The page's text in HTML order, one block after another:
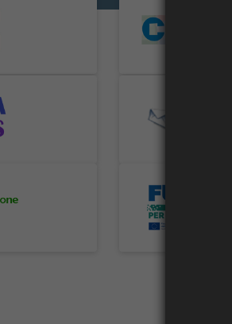
Image of CTS
Image of PNRR